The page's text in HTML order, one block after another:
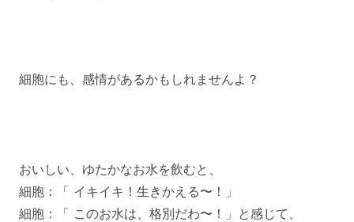
細胞にも、感情があるかもしれませんよ？
おいしい、ゆたかなお水を飲むと、
細胞：「 イキイキ！生きかえる〜！」
細胞：「 このお水は、格別だわ〜！」と感じて、